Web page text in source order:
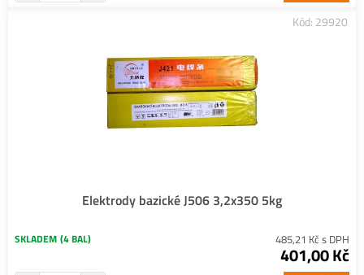
Kód: 29920
Elektrody bazické J506 3,2x350 5kg
SKLADEM (4 BAL) 485,21 Kč s DPH
401,00 Kč